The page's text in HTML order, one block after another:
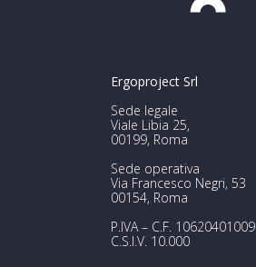
Ergoproject Srl
Sede legale
Viale Libia 25,
00199, Roma
Sede operativa
Via Francesco Negri, 53
00154, Roma
P.IVA – C.F. 10620401009
C.S.I.V. 10.000